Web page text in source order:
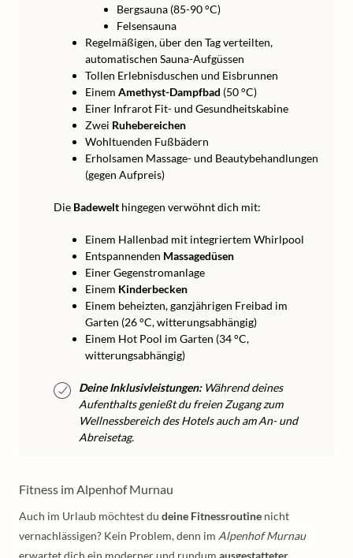
Bergsauna (85-90 °C)
Felsensauna
Regelmäßigen, über den Tag verteilten,
automatischen Sauna-Aufgüssen
Tollen Erlebnisduschen und Eisbrunnen
Einem Amethyst-Dampfbad (50 °C)
Einer Infrarot Fit- und Gesundheitskabine
Zwei Ruhebereichen
Wohltuenden Fußbädern
Erholsamen Massage- und Beautybehandlungen
(gegen Aufpreis)
Die Badewelt hingegen verwöhnt dich mit:
Einem Hallenbad mit integriertem Whirlpool
Entspannenden Massagedüsen
Einer Gegenstromanlage
Einem Kinderbecken
Einem beheizten, ganzjährigen Freibad im
Garten (26 °C, witterungsabhängig)
Einem Hot Pool im Garten (34 °C,
witterungsabhängig)
Deine Inklusivleistungen:Während deines
Aufenthalts genießt du freien Zugang zum
Wellnessbereich des Hotels auch am An- und
Abreisetag.
Fitness im Alpenhof Murnau
Auch im Urlaub möchtest du deine Fitnessroutine nicht
vernachlässigen? Kein Problem, denn im Alpenhof Murnau
erwartet dich ein moderner und rundum ausgestatteter